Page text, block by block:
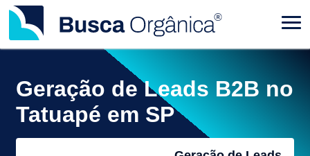
Geração de Leads B2B no
Tatuapé em SP